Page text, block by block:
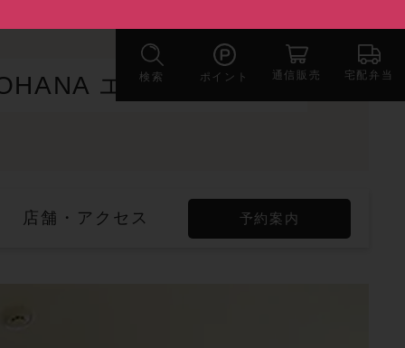
検索 ポイント 通信販売 宅配弁当
エビスタ西宮
店舗・アクセス 予約案内